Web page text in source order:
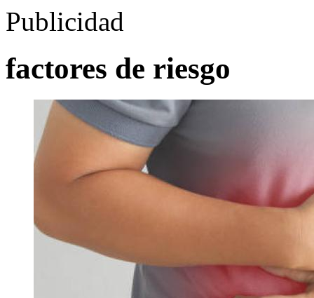
Publicidad
factores de riesgo